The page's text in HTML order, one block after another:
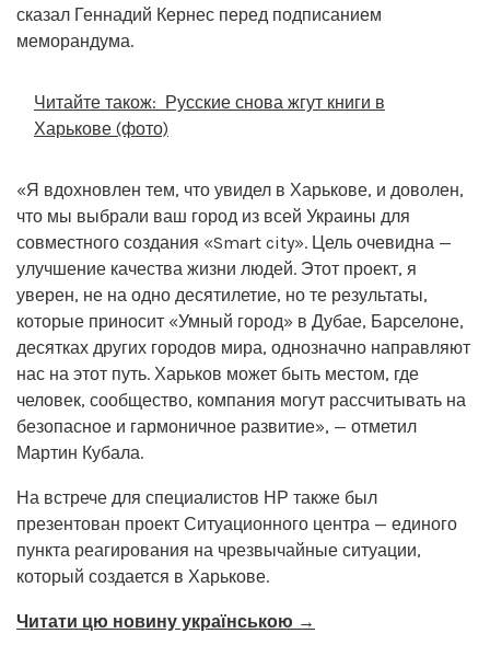
сказал Геннадий Кернес перед подписанием
меморандума.
Читайте також: Русские снова жгут книги в
Харькове (фото)
«Я вдохновлен тем, что увидел в Харькове, и доволен,
что мы выбрали ваш город из всей Украины для
совместного создания «Smart city». Цель очевидна —
улучшение качества жизни людей. Этот проект, я
уверен, не на одно десятилетие, но те результаты,
которые приносит «Умный город» в Дубае, Барселоне,
десятках других городов мира, однозначно направляют
нас на этот путь. Харьков может быть местом, где
человек, сообщество, компания могут рассчитывать на
безопасное и гармоничное развитие», — отметил
Мартин Кубала.
На встрече для специалистов НР также был
презентован проект Ситуационного центра — единого
пункта реагирования на чрезвычайные ситуации,
который создается в Харькове.
Читати цю новину українською →